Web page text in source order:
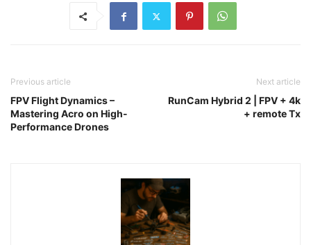
Previous article
FPV Flight Dynamics –
Mastering Acro on High-
Performance Drones
Next article
RunCam Hybrid 2 | FPV + 4k
+ remote Tx